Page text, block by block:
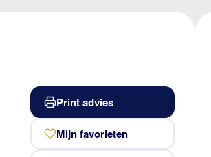
Print advies
Mijn favorieten